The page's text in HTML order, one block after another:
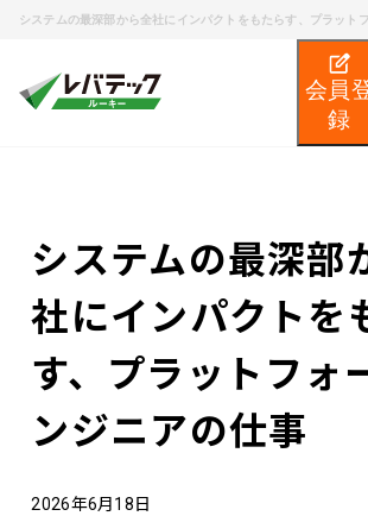
システムの最深部から全社にインパクトをもたらす、プラット
会員
録
エンジニア
システムの最深部
社にインパクトを
す、プラットフォ
ンジニアの仕事
2026年6月18日